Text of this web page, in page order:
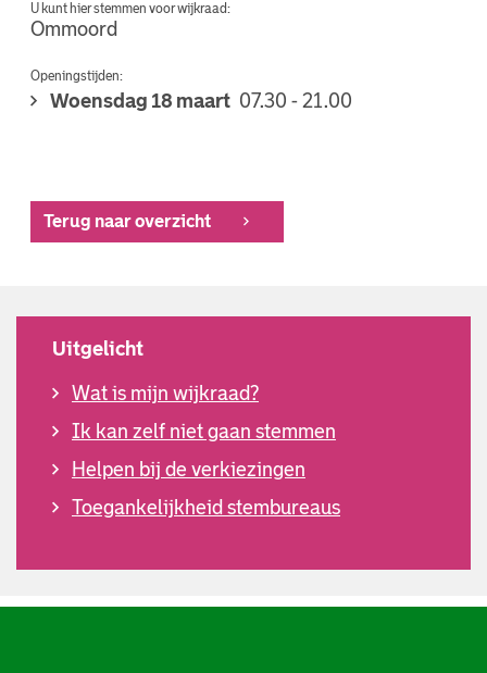
U kunt hier stemmen voor wijkraad:
Ommoord
Openingstijden:
Woensdag 18 maart 07.30 - 21.00
Terug naar overzicht
Uitgelicht
Wat is mijn wijkraad?
Ik kan zelf niet gaan stemmen
Helpen bij de verkiezingen
Toegankelijkheid stembureaus